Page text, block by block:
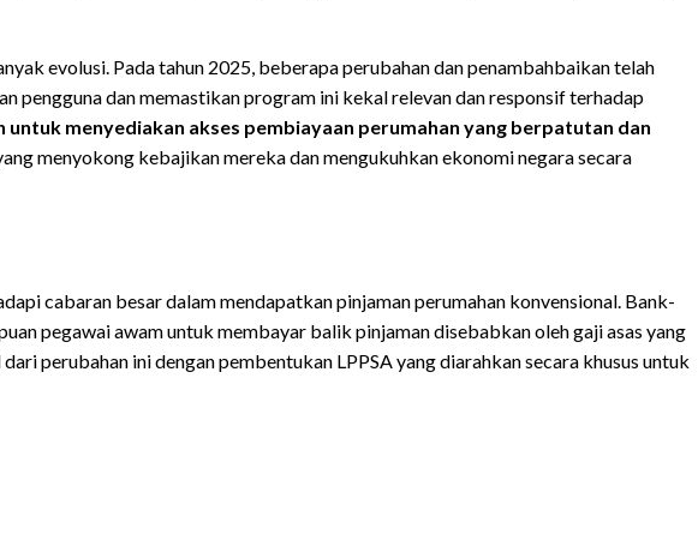
evolusi. Pada tahun 2025, beberapa perubahan dan penambahbaikan telah
pengguna dan memastikan program ini kekal relevan dan responsif terhadap
untuk menyediakan akses pembiayaan perumahan yang berpatutan dan
menyokong kebajikan mereka dan mengukuhkan ekonomi negara secara
cabaran besar dalam mendapatkan pinjaman perumahan konvensional. Bank-
pegawai awam untuk membayar balik pinjaman disebabkan oleh gaji asas yang
perubahan ini dengan pembentukan LPPSA yang diarahkan secara khusus untuk